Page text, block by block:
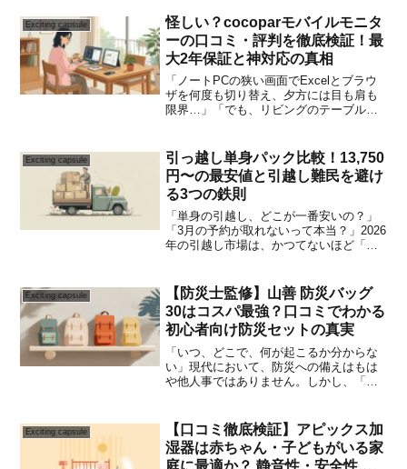
可愛いデザインに心惹かれますよね。で
も、同時にこんな不安も...
Exciting capsule
怪しい？cocoparモバイルモニタ
ーの口コミ・評判を徹底検証！最
大2年保証と神対応の真相
「ノートPCの狭い画面でExcelとブラウ
ザを何度も切り替え、夕方には目も肩も
限界…」「でも、リビングのテーブルに
今、このような「日本の住宅事情×テレワ
ークの悩み」を抱...
Exciting capsule
引っ越し単身パック比較！13,750
円〜の最安値と引越し難民を避け
る3つの鉄則
「単身の引越し、どこが一番安いの？」
「3月の予約が取れないって本当？」2026
年の引越し市場は、かつてないほど「予
題）から2年が経過し、供給不足が決定的
となった今、「...
Exciting capsule
【防災士監修】山善 防災バッグ
30はコスパ最強？口コミでわかる
初心者向け防災セットの真実
「いつ、どこで、何が起こるか分からな
い」現代において、防災への備えはもは
や他人事ではありません。しかし、「防
で手が出せない」と、準備の第一歩で足
踏みしてしまっている方も...
Exciting capsule
【口コミ徹底検証】アピックス加
湿器は赤ちゃん・子どもがいる家
庭に最適か？ 静音性・安全性・